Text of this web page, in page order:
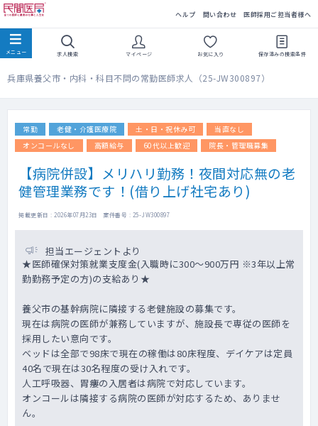
ヘルプ 問い合わせ 医師採用ご担当者様へ
求人検索 マイページ お気に入り 保存済みの検索条件
兵庫県養父市・内科・科目不問の常勤医師求人（25-JW300897）
常勤 老健・介護医療院 土・日・祝休み可
当直なし
オンコールなし
高額給与 60代以上歓迎 院長・管理職募集
【病院併設】メリハリ勤務！夜間対応無の老
健管理業務です！(借り上げ社宅あり)
掲載更新日 : 2026年07月23日 案件番号 : 25-JW300897
担当エージェントより
★医師確保対策就業支度金(入職時に300～900万円 ※3年以上常
勤勤務予定の方)の支給あり★
養父市の基幹病院に隣接する老健施設の募集です。
現在は病院の医師が兼務していますが、施設長で専従の医師を
採用したい意向です。
ベッドは全部で98床で現在の稼働は80床程度、デイケアは定員
40名で現在は30名程度の受け入れです。
人工呼吸器、胃瘻の入居者は病院で対応しています。
オンコールは隣接する病院の医師が対応するため、ありませ
ん。